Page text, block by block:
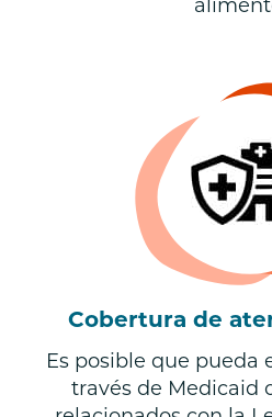
Cobertura de
Es posible que pueda
través de Medicaid